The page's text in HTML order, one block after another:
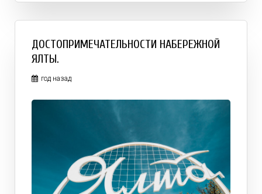
ДОСТОПРИМЕЧАТЕЛЬНОСТИ НАБЕРЕЖНОЙ
ЯЛТЫ.
год назад